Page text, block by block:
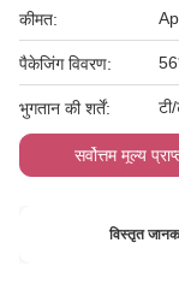
कीमत:
पैकेजिंग विवरण:
भुगतान की शर्तें:
सर्वोत्तम मूल्य
विस्तृत